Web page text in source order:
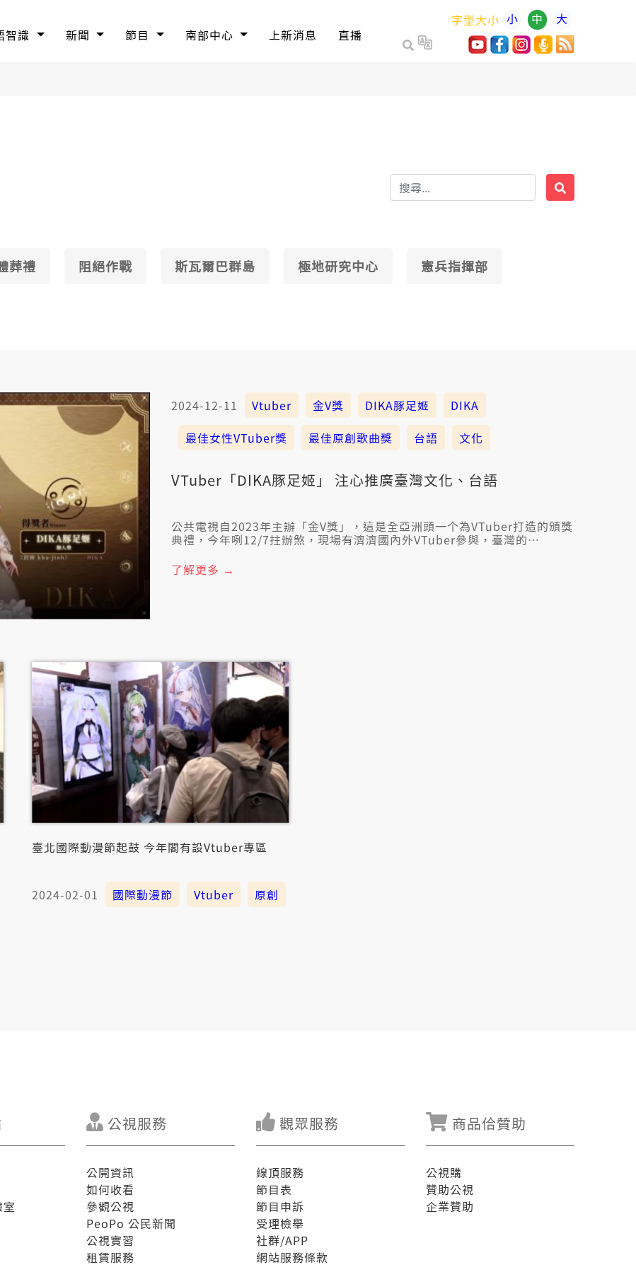
智識 新聞 節目 南部中心 上新消息 直播
字型大小 小 中 大
葬禮 阻絕作戰 斯瓦爾巴群島 極地研究中心 憲兵指揮部
2024-12-11 Vtuber 金V獎 DIKA豚足姬
DIKA
最佳女性VTuber獎
最佳原創歌曲獎 台語 文化
VTuber「DIKA豚足姬」 注心推廣臺灣文化、台語
公共電視自2023年主辦「金V獎」，這是全亞洲頭一个為VTuber打造的頒獎
典禮，今年咧12/7拄辦煞，現場有濟濟國內外VTuber參與，臺灣的
曲獎。評審肯定DIKA佇咧以日本文化為主流的箍仔內，注心結合臺灣文化佮
台語的推廣，明確揣著家己的定位，DIKA認為台語是臺灣文化當中的寶物，
了解更多 →
臺北國際動漫節起鼓 今年閣有設Vtuber專區
2024-02-01 國際動漫節 Vtuber 原創
公視服務
公開資訊
如何收看
參觀公視
PeoPo 公民新聞
公視實習
租賃服務
觀眾服務
線頂服務
節目表
節目申訴
受理檢舉
社群/APP
網站服務條款
商品佮贊助
公視購
贊助公視
企業贊助